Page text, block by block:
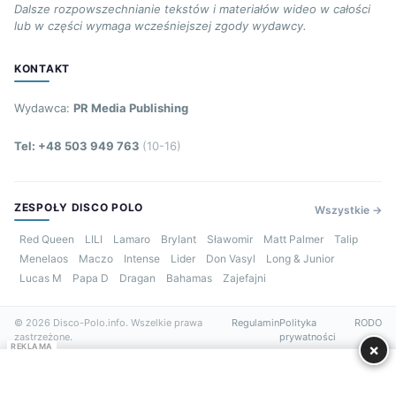
Dalsze rozpowszechnianie tekstów i materiałów wideo w całości
lub w części wymaga wcześniejszej zgody wydawcy.
KONTAKT
Wydawca: PR Media Publishing
Tel: +48 503 949 763 (10-16)
ZESPOŁY DISCO POLO Wszystkie →
Red Queen LILI Lamaro Brylant Sławomir Matt Palmer
Talip
Menelaos
Maczo Intense Lider Don Vasyl
Long & Junior
Lucas M
Papa D Dragan Bahamas Zajefajni
© 2026 Disco-Polo.info. Wszelkie prawa
zastrzeżone.
RegulaminPolityka
prywatności
RODO
REKLAMA ×